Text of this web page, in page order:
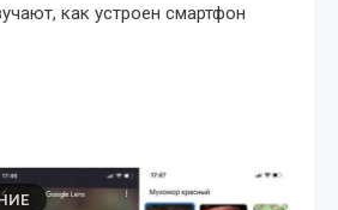
как устроен смартфон